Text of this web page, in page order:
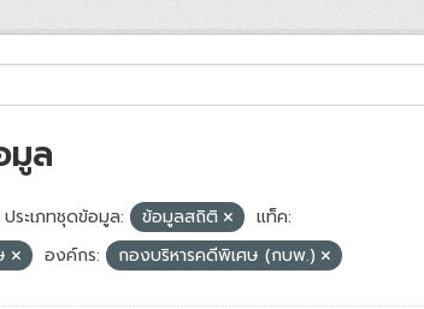
ล
ประเภทชุดข้อมูล: ข้อมูลสถิติ
แท็ค:
องค์กร: กองบริหารคดีพิเศษ (กบพ.)